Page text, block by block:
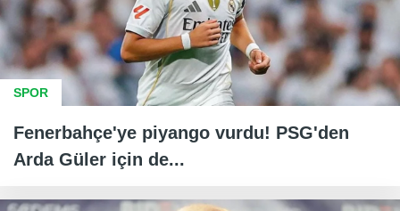
SPOR
Fenerbahçe'ye piyango vurdu! PSG'den
Arda Güler için de...